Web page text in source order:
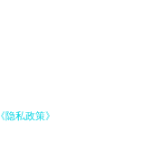
《隐私政策》